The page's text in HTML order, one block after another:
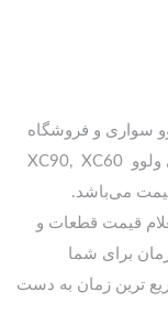
سواری و فروشگاه
قطعات و لوازم یدکی اصلی تمامی خودرو های ولوو XC90, XC60
قیمت قطعات و
برای شما
ترین زمان به دست